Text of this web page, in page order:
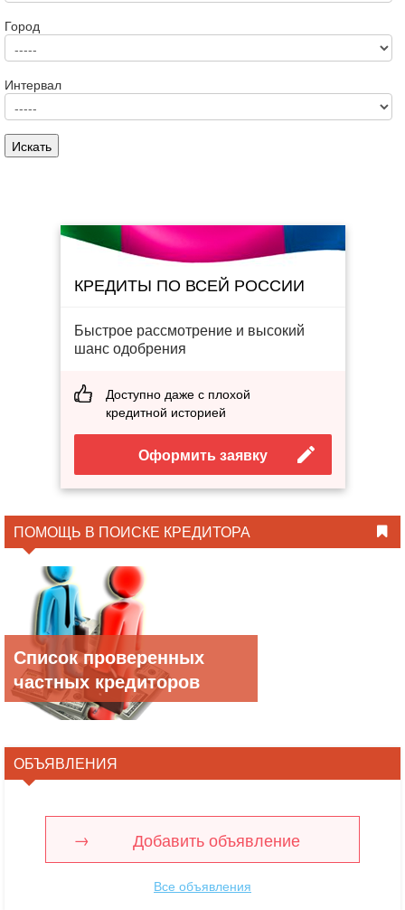
Город
Интервал
КРЕДИТЫ ПО ВСЕЙ РОССИИ
Быстрое рассмотрение и высокий
шанс одобрения
Доступно даже с плохой
кредитной историей
Оформить заявку
ПОМОЩЬ В ПОИСКЕ КРЕДИТОРА
Список проверенных
частных кредиторов
ОБЪЯВЛЕНИЯ
Добавить объявление
Все объявления